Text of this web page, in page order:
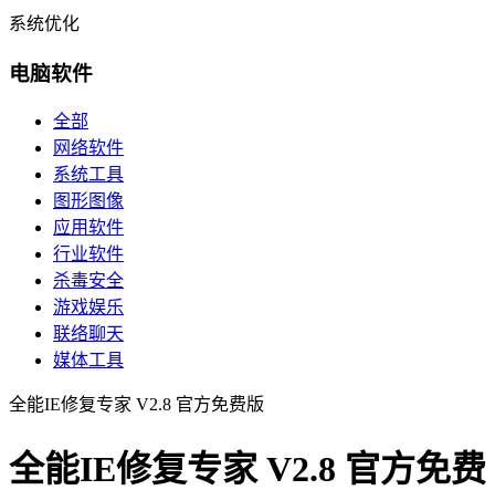
系统优化
电脑软件
全部
网络软件
系统工具
图形图像
应用软件
行业软件
杀毒安全
游戏娱乐
联络聊天
媒体工具
全能IE修复专家 V2.8 官方免费版
全能IE修复专家 V2.8 官方免费